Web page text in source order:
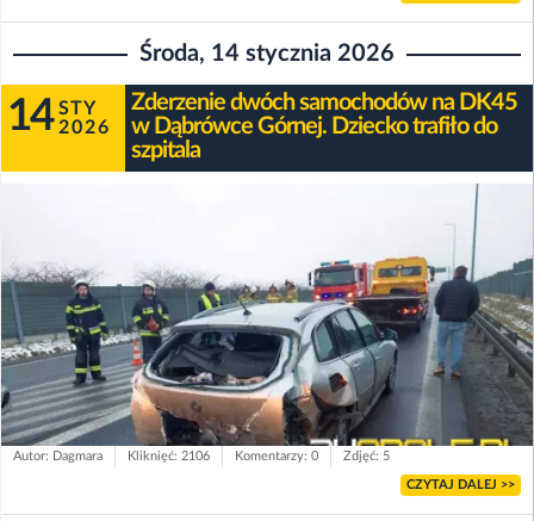
Środa, 14 stycznia 2026
14 STY
2026
Zderzenie dwóch samochodów na DK45
w Dąbrówce Górnej. Dziecko trafiło do
szpitala
Autor: Dagmara Kliknięć: 2106 Komentarzy: 0 Zdjęć: 5
CZYTAJ DALEJ >>